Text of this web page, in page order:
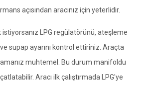
açısından aracınız için yeterlidir.
LPG regülatörünü, ateşleme
supap ayarını kontrol ettiriniz. Araçta
muhtemel. Bu durum manifoldu
Aracı ilk çalıştırmada LPG'ye